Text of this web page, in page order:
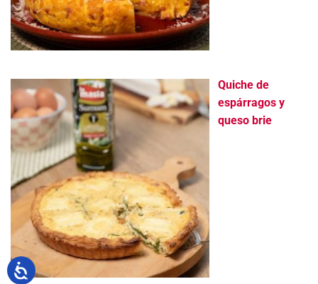
Quiche de
espárragos y
queso brie